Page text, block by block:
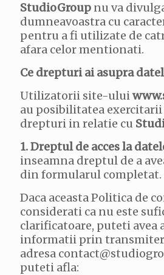
StudioGroup nu va
dumneavoastra cu
pentru a fi utilizate de
afara celor mentionati.
Ce drepturi ai asupra
Utilizatorii site-ului
au posibilitatea
drepturi in relatie cu
1. Dreptul de acces la
inseamna dreptul de a
din formularul completat.
Daca aceasta Politica de
considerati ca nu este
clarificatoare, puteti avea
informatii prin
adresa
puteti afla: